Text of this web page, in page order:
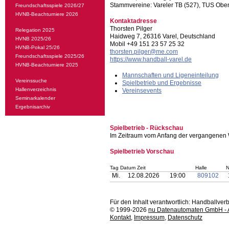
Freundschaftsspiele 2026/27
HVNB-Beachturniere 2026
Relegation 2025
HVNB 2025/26
HVNB-Pokal 25/26
Freundschaftsspiele 2025/26
HVNB-Beachturniere 2025
Vereinssuche
Hallenverzeichnis
Seminarkalender
Ergebnisarchiv
Stammvereine: Vareler TB (527), TUS
Kontaktadresse
Thorsten Pilger
Haidweg 7, 26316 Varel, Deutschland
Mobil +49 151 23 57 25 32
thorsten.pilger@me.com
https://www.handball-varel.de
Mannschaften und Ligeneinteilung
Spielbetrieb und Ergebnisse
Vereinsevents
Spielbetrieb - Rückschau
Im Zeitraum vom Anfang der
Spielbetrieb Vorschau
Tag Datum Zeit Halle
Mi. 12.08.2026 19:00 809102
Für den Inhalt verantwortlich:
© 1999-2026 nu Datenautomaten GmbH
Kontakt, Impressum, Datenschutz